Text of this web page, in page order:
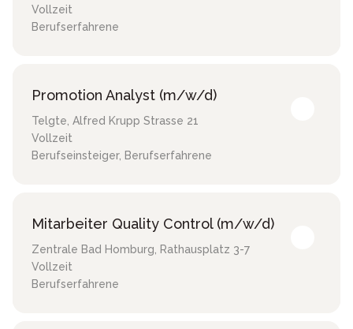
Vollzeit
Berufserfahrene
Promotion Analyst (m/w/d)
Telgte, Alfred Krupp Strasse 21
Vollzeit
Berufseinsteiger, Berufserfahrene
Mitarbeiter Quality Control (m/w/d)
Zentrale Bad Homburg, Rathausplatz 3-7
Vollzeit
Berufserfahrene